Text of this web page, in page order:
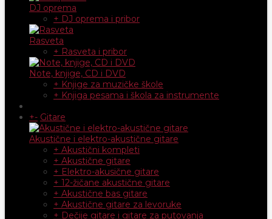
DJ oprema
+ DJ oprema i pribor
Rasveta
+ Rasveta i pribor
Note, knjige, CD i DVD
+ Knjige za muzičke škole
+ Knjiga pesama i škola za instrumente
+- Gitare
Akustične i elektro-akustične gitare
+ Akustični kompleti
+ Akustične gitare
+ Elektro-akusične gitare
+ 12-žičane akustične gitare
+ Akustične bas gitare
+ Akustične gitare za levoruke
+ Dečije gitare i gitare za putovanja